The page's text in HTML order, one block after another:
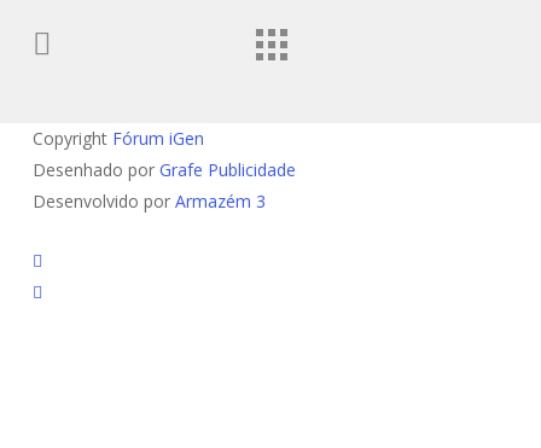
Copyright Fórum iGen
Desenhado por Grafe Publicidade
Desenvolvido por Armazém 3
linkedin
youtube